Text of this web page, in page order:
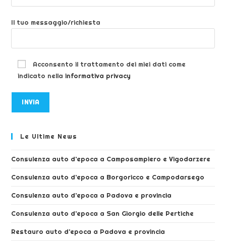
Il tuo messaggio/richiesta
Acconsento il trattamento dei miei dati come
indicato nellainformativa privacy
Le Ultime News
Consulenza auto d’epoca a Camposampiero e Vigodarzere
Consulenza auto d’epoca a Borgoricco e Campodarsego
Consulenza auto d’epoca a Padova e provincia
Consulenza auto d’epoca a San Giorgio delle Pertiche
Restauro auto d’epoca a Padova e provincia